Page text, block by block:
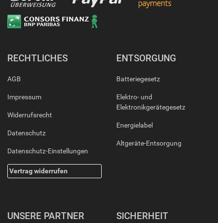
RECHTLICHES
AGB
Impressum
Widerrufsrecht
Datenschutz
Datenschutz-Einstellungen
Vertrag widerrufen
ENTSORGUNG
Batteriegesetz
Elektro- und
Elektronikgerätegesetz
Energielabel
Altgeräte-Entsorgung
UNSERE PARTNER SICHERHEIT